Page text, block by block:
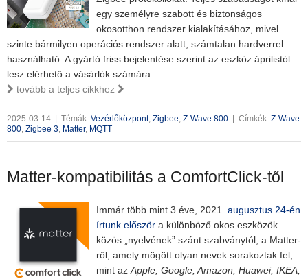
egy személyre szabott és biztonságos
okosotthon rendszer kialakításához, mivel
szinte bármilyen operációs rendszer alatt, számtalan hardverrel
használható. A gyártó friss bejelentése szerint az eszköz áprilistól
lesz elérhető a vásárlók számára.
tovább a teljes cikkhez
2025-03-14 Témák: Vezérlőközpont, Zigbee, Z-Wave 800 Címkék: Z-Wave
800, Zigbee 3, Matter, MQTT
Matter-kompatibilitás a ComfortClick-től
Immár több mint 3 éve, 2021. augusztus 24-én
írtunk először a különböző okos eszközök
közös „nyelvének” szánt szabványtól, a Matter-
ről, amely mögött olyan nevek sorakoztak fel,
mint az Apple, Google, Amazon, Huawei, IKEA,